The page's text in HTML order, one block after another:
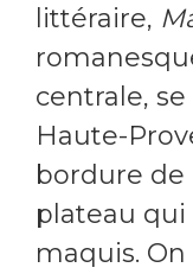
littéraire,
centrale,
Haute-
bordure de
plateau qui
maquis.